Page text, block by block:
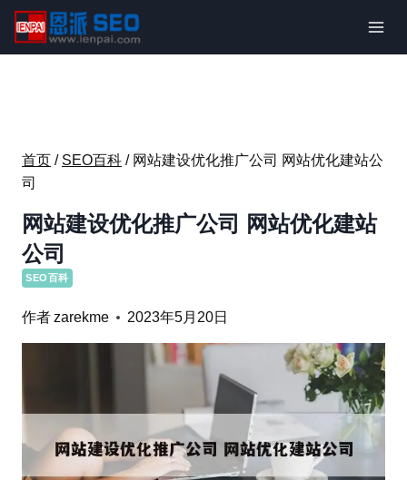
内
首页 / SEO百科 / 网站建设优化推广公司 网站优化建站公
司
网站建设优化推广公司 网站优化建站
公司
SEO百科
作者zarekme 2023年5月20日